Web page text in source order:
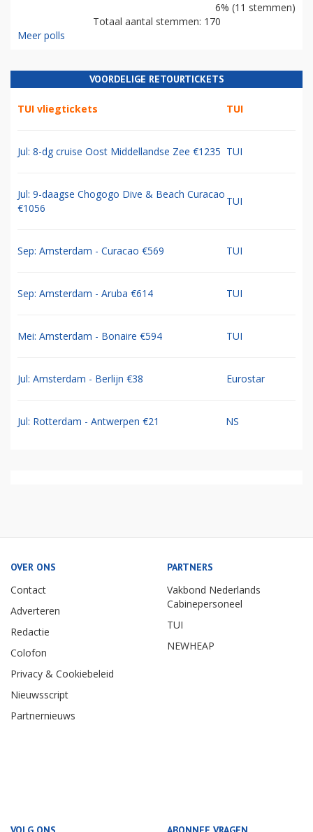
6% (11 stemmen)
Totaal aantal stemmen: 170
Meer polls
VOORDELIGE RETOURTICKETS
TUI vliegtickets TUI
Jul: 8-dg cruise Oost Middellandse Zee €1235 TUI
Jul: 9-daagse Chogogo Dive & Beach Curacao
€1056
TUI
Sep: Amsterdam - Curacao €569 TUI
Sep: Amsterdam - Aruba €614 TUI
Mei: Amsterdam - Bonaire €594 TUI
Jul: Amsterdam - Berlijn €38 Eurostar
Jul: Rotterdam - Antwerpen €21 NS
OVER ONS
Contact
Adverteren
Redactie
Colofon
Privacy & Cookiebeleid
Nieuwsscript
Partnernieuws
PARTNERS
Vakbond Nederlands
Cabinepersoneel
TUI
NEWHEAP